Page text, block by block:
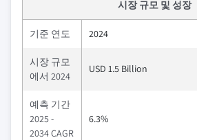
시장 규모 및 성장
기준 연도 2024
시장 규모
에서 2024
USD 1.5 Billion
예측 기간
2025 -
2034 CAGR
6.3%